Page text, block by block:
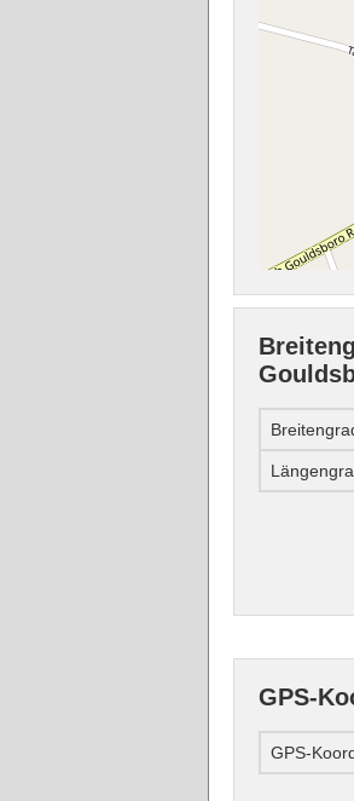
GPS-
GPS-